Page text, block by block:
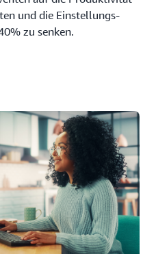
und die Einstellungs-
zu senken.